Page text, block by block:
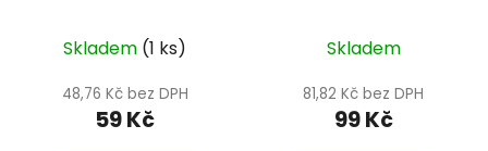
Skladem (1 ks)
48,76 Kč bez DPH
59 Kč
Skladem
81,82 Kč bez DPH
99 Kč